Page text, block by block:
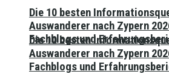
Die 10 besten
Auswanderer nach Zypern
Fachblogs und
Die 10 besten
Auswanderer nach Zypern
Fachblogs und